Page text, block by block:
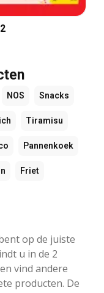
NOS Snacks
Tiramisu
Pannenkoek
Friet
op de juiste
u in de 2
vind andere
producten. De